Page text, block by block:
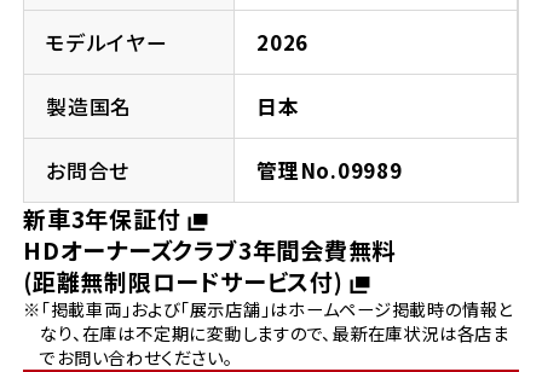
お問い合わせ
モデルイヤー 2026
製造国名 日本
お問合せ 管理No.09989
新車3年保証付
HDオーナーズクラブ3年間会費無料
(距離無制限ロードサービス付)
※「掲載車両」および「展示店舗」はホームページ掲載時の情報と
なり、在庫は不定期に変動しますので、最新在庫状況は各店ま
でお問い合わせください。
福島県
ホンダドリーム 郡山
ホンダドリーム 大田
ホンダドリーム 立川
神奈川県
ホンダドリーム 磯子
ホンダドリーム 横浜都筑
ホンダドリーム 豊橋
ホンダドリーム 名古屋上小田井
岐阜県
ホンダドリーム 岐阜
京都府
ホンダドリーム 京都伏見
ホンダドリーム 京都北山
兵庫県
徳島県
ホンダドリーム 徳島
香川県
ホンダドリーム 高松
高知県
熊本県
ホンダドリーム 熊本